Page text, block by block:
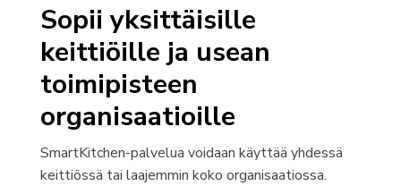
Sopii yksittäisille
keittiöille ja usean
toimipisteen
organisaatioille
SmartKitchen-palvelua voidaan käyttää yhdessä
keittiössä tai laajemmin koko organisaatiossa.